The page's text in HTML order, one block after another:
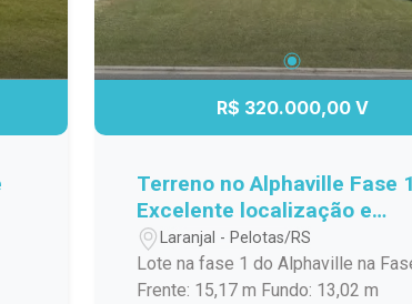
e
R$ 320.000,00 V
Terreno no Alphaville Fase 1
Excelente localização e
posição solar.
Laranjal - Pelotas/RS
Lote na fase 1 do Alphaville na
Frente: 15,17 m Fundo: 13,02 m